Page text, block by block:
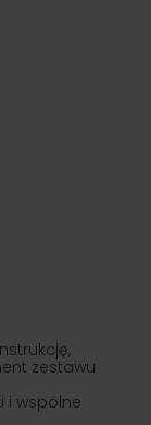
zestawu
i wspólne